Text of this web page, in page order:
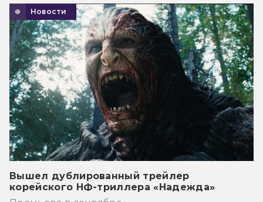
Новости
Вышел дублированный трейлер
корейского НФ-триллера «Надежда»